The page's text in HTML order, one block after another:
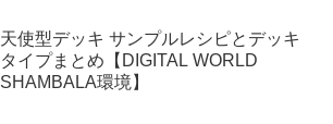
天使型デッキ サンプルレシピとデッキ
タイプまとめ【DIGITAL WORLD
SHAMBALA環境】